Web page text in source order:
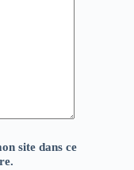
site dans ce